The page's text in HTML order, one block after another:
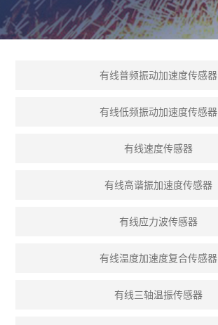
有线普频振动加速度传感器
有线低频振动加速度传感器
有线速度传感器
有线高谐振加速度传感器
有线应力波传感器
有线温度加速度复合传感器
有线三轴温振传感器